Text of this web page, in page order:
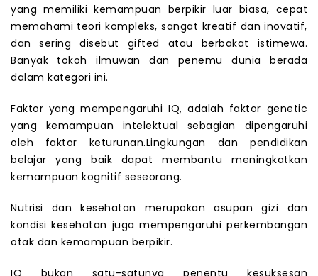
yang memiliki kemampuan berpikir luar biasa, cepat
memahami teori kompleks, sangat kreatif dan inovatif,
dan sering disebut gifted atau berbakat istimewa.
Banyak tokoh ilmuwan dan penemu dunia berada
dalam kategori ini.
Faktor yang mempengaruhi IQ, adalah faktor genetic
yang kemampuan intelektual sebagian dipengaruhi
oleh faktor keturunan.Lingkungan dan pendidikan
belajar yang baik dapat membantu meningkatkan
kemampuan kognitif seseorang.
Nutrisi dan kesehatan merupakan asupan gizi dan
kondisi kesehatan juga mempengaruhi perkembangan
otak dan kemampuan berpikir.
IQ bukan satu-satunya penentu kesuksesan